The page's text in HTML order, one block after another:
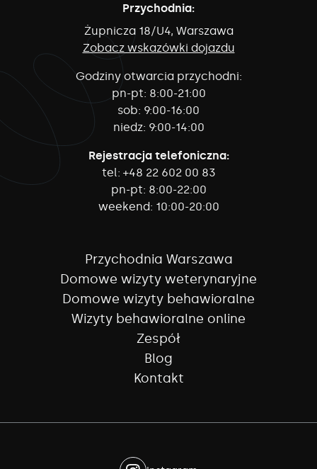
Przychodnia:
Żupnicza 18/U4, Warszawa
Zobacz wskazówki dojazdu
Godziny otwarcia przychodni:
pn-pt: 8:00-21:00
sob: 9:00-16:00
niedz: 9:00-14:00
Rejestracja telefoniczna:
tel: +48 22 602 00 83
pn-pt: 8:00-22:00
weekend: 10:00-20:00
Przychodnia Warszawa
Domowe wizyty weterynaryjne
Domowe wizyty behawioralne
Wizyty behawioralne online
Zespół
Blog
Kontakt